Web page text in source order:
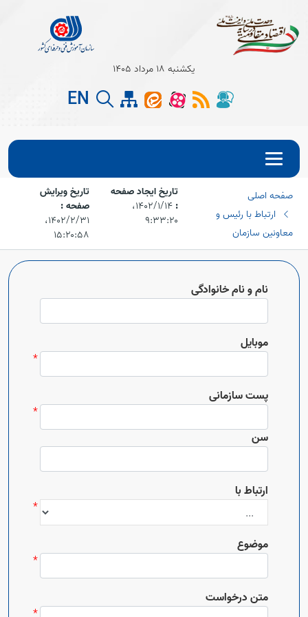
Open
Open
یکشنبه 18 مرداد 1405
EN
صفحه اصلی
ارتباط با رئیس و
معاونین سازمان
تاریخ ایجاد صفحه
:
۱۴۰۲/۱/۱۴،‏
۹:۳۳:۲۰
تاریخ ویرایش
صفحه :
۱۴۰۲/۲/۳۱،‏
۱۵:۲۰:۵۸
نام و نام خانوادگی
موبایل
پست سازمانی
سن
ارتباط با
موضوع
متن درخواست